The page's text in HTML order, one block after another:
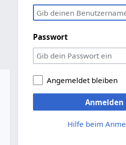
Passwort
Angemeldet bleiben
Anmelden
Hilfe beim